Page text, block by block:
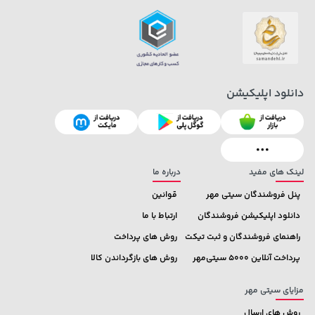
4,279,000 تومان
5,454,000
خرید
141,000 تومان
165,900
لینک های مفید
پنل فروشندگان سیتی مهر
دانلود اپلیکیشن فروشندگان
راهنمای فروشندگان و ثبت تیکت
پرداخت آنلاین 5000 سیتی‌مهر
درباره ما
قوانین
ارتباط با ما
روش های پرداخت
روش های بازگرداندن کالا
مزایای سیتی مهر
دانلود اپلیکیشن